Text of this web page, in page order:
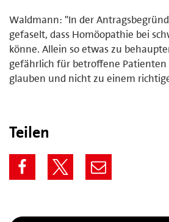
Waldmann: "In der
gefaselt, dass Homöopathie bei
könne. Allein so etwas zu
gefährlich für betroffene Patienten
glauben und nicht zu einem
Teilen